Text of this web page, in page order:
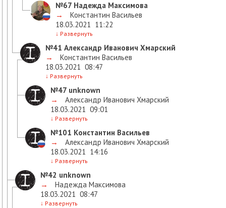
№67 Надежда Максимова
→
Константин Васильев
18.03.2021 11:22
↓ Развернуть
№41 Александр Иванович Хмарский
→
Константин Васильев
18.03.2021 08:47
↓ Развернуть
№47 unknown
→
Александр Иванович Хмарский
18.03.2021 09:01
↓ Развернуть
№101 Константин Васильев
→
Александр Иванович Хмарский
18.03.2021 14:16
↓ Развернуть
№42 unknown
→
Надежда Максимова
18.03.2021 08:47
↓ Развернуть